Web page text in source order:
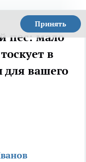
Принять
пес: мало
в
для вашего